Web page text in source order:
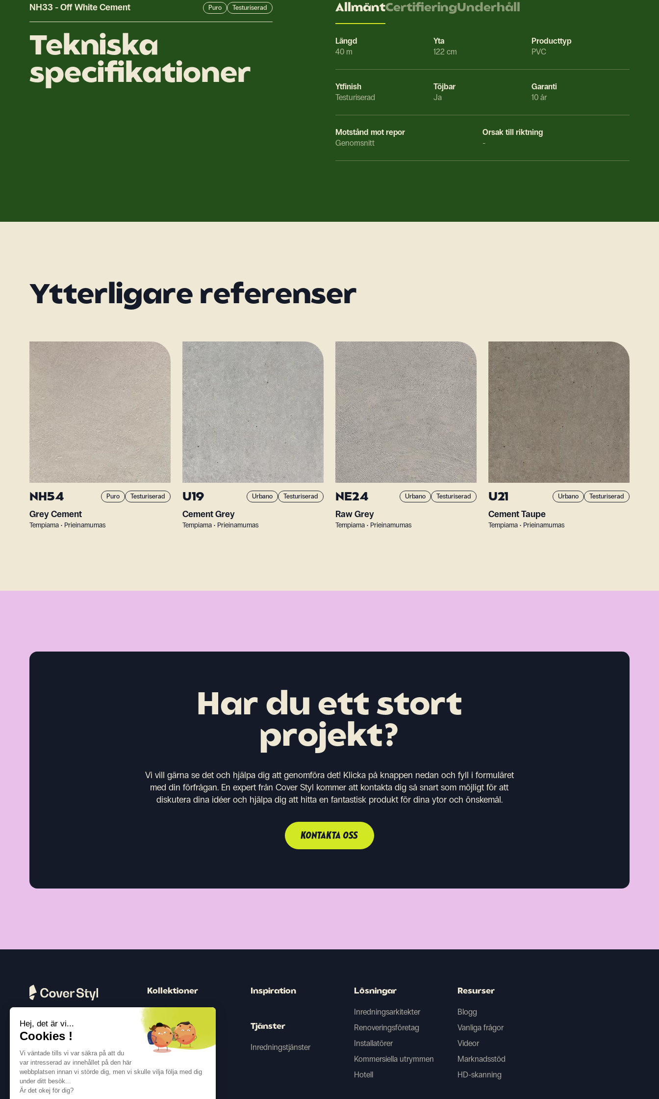
NH33 -Off White Cement Puro Testuriserad
Tekniska
specifikationer
AllmäntCertifieringUnderhåll
Längd
40 m
Yta
122 cm
Producttyp
PVC
Ytfinish
Testuriserad
Töjbar
Ja
Garanti
10 år
Motstånd mot repor
Genomsnitt
Orsak till riktning
-
Ytterligare referenser
NH54 Puro Testuriserad
Grey Cement
Tempiama • Prieinamumas
U19 Urbano Testuriserad
Cement Grey
Tempiama • Prieinamumas
NE24 Urbano Testuriserad
Raw Grey
Tempiama • Prieinamumas
U21 Urbano Testuriserad
Cement Taupe
Tempiama • Prieinamumas
Har du ett stort
projekt?
Vi vill gärna se det och hjälpa dig att genomföra det! Klicka på knappen nedan och fyll i formuläret
med din förfrågan. En expert från Cover Styl kommer att kontakta dig så snart som möjligt för att
diskutera dina idéer och hjälpa dig att hitta en fantastisk produkt för dina ytor och önskemål.
KONTAKTA OSS
Följ oss
Kollektioner
Trä
Peter
Färg
Metallisk
Inspiration
Tjänster
Inredningstjänster
Lösningar
Inredningsarkitekter
Renoveringsföretag
Installatörer
Kommersiella utrymmen
Hotell
Resurser
Blogg
Vanliga frågor
Videor
Marknadsstöd
HD-skanning
Hej, det är vi...
Cookies !
Vi väntade tills vi var säkra på att du
var intresserad av innehållet på den här
webbplatsen innan vi störde dig, men vi skulle vilja följa med dig
under ditt besök...
Är det okej för dig?